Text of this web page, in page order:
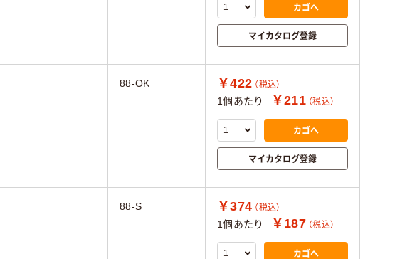
カゴへ
マイカタログ登録
88-OK ￥422 （税込）
1個あたり ￥211 （税込）
カゴへ
マイカタログ登録
88-S ￥374 （税込）
1個あたり ￥187 （税込）
カゴへ